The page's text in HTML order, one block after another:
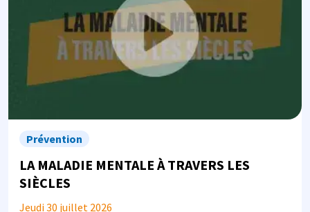
Prévention
LA MALADIE MENTALE À TRAVERS LES
SIÈCLES
Jeudi 30 juillet 2026